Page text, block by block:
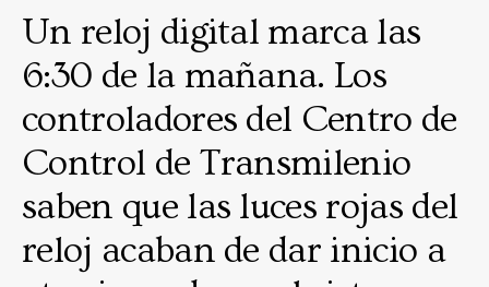
Un reloj digital marca las
6:30 de la mañana. Los
controladores del Centro de
Control de Transmilenio
saben que las luces rojas del
reloj acaban de dar inicio a